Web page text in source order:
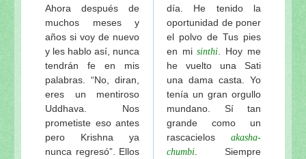
Ahora después de
muchos meses y
años si voy de nuevo
y les hablo así, nunca
tendrán fe en mis
palabras. “No, diran,
eres un mentiroso
Uddhava. Nos
prometiste eso antes
pero Krishna ya
nunca regresó”. Ellos
día. He tenido la
oportunidad de poner
el polvo de Tus pies
en mi sinthi . Hoy me
he vuelto una Sati
una dama casta. Yo
tenía un gran orgullo
mundano. Sí tan
grande como un
rascacielos akasha-
chumbi . Siempre